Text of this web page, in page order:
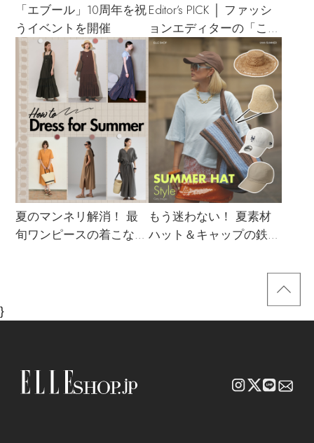
「エブール」10周年を祝
うイベントを開催
Editor’s PICK │ ファッシ
ョンエディターの「これ
買い！」リスト
夏のマンネリ解消！ 最
旬ワンピースの着こなし
もう迷わない！ 夏素材
ハット＆キャップの鉄板
}